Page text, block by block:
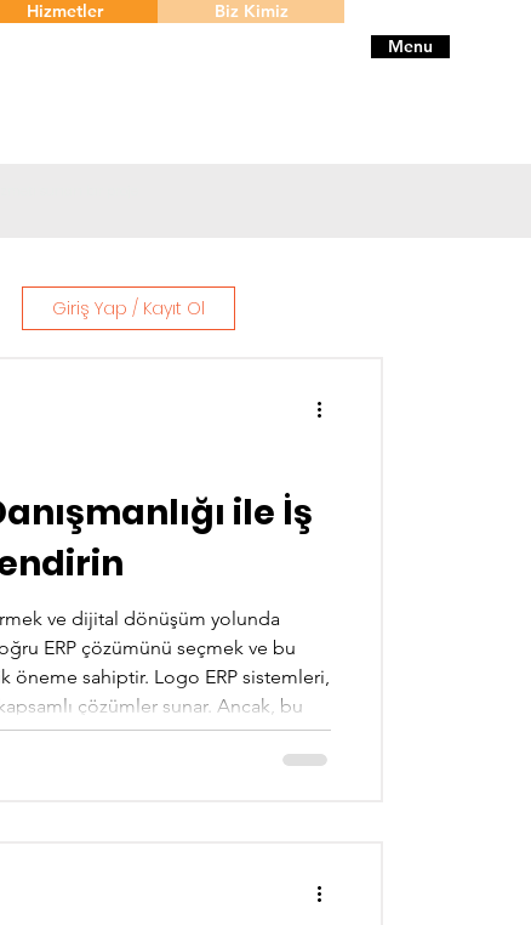
Hizmetler
Biz Kimiz
Menu
Giriş Yap / Kayıt Ol
ile İş
ve dijital dönüşüm yolunda
ERP çözümünü seçmek ve bu
sahiptir. Logo ERP sistemleri,
çözümler sunar. Ancak, bu
için profesyonel destek
sistem danışmanlığı devreye